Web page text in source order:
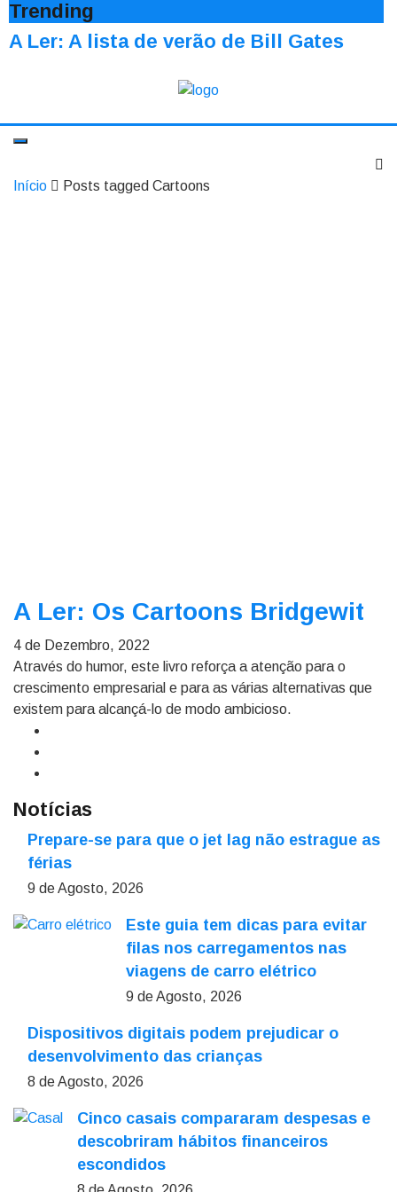
Trending
A Ler: A lista de verão de Bill Gates
Início Posts tagged Cartoons
A Ler: Os Cartoons Bridgewit
4 de Dezembro, 2022
Através do humor, este livro reforça a atenção para o
crescimento empresarial e para as várias alternativas que
existem para alcançá-lo de modo ambicioso.
Notícias
Prepare-se para que o jet lag não estrague as
férias
9 de Agosto, 2026
Este guia tem dicas para evitar
filas nos carregamentos nas
viagens de carro elétrico
9 de Agosto, 2026
Dispositivos digitais podem prejudicar o
desenvolvimento das crianças
8 de Agosto, 2026
Cinco casais compararam despesas e
descobriram hábitos financeiros
escondidos